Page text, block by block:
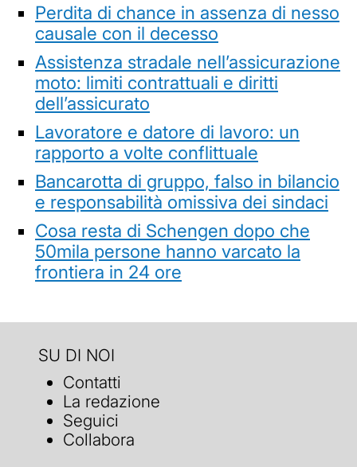
Perdita di chance in assenza di nesso
causale con il decesso
Assistenza stradale nell’assicurazione
moto: limiti contrattuali e diritti
dell’assicurato
Lavoratore e datore di lavoro: un
rapporto a volte conflittuale
Bancarotta di gruppo, falso in bilancio
e responsabilità omissiva dei sindaci
Cosa resta di Schengen dopo che
50mila persone hanno varcato la
frontiera in 24 ore
SU DI NOI
Contatti
La redazione
Seguici
Collabora